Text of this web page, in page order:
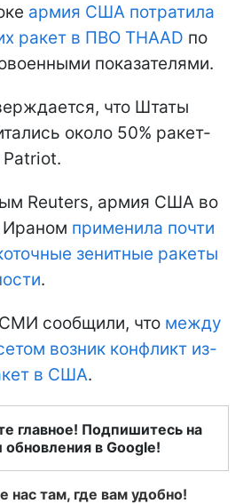
армия США потратила
ракет в ПВО THAAD по
показателями.
что Штаты
около 50% ракет-
Patriot.
Reuters, армия США во
Ираном применила почти
зенитные ракеты
.
сообщили, что между
возник конфликт из-
в США.
главное! Подпишитесь на
обновления в Google!
нас там, где вам удобно!